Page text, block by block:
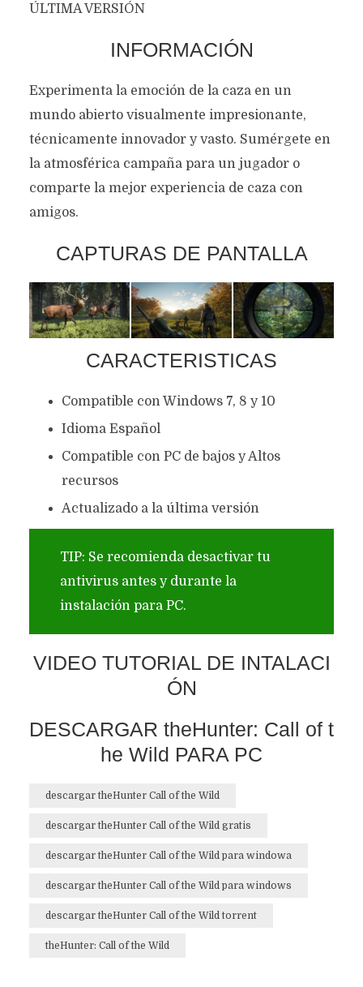
ÚLTIMA VERSIÓN
INFORMACIÓN
Experimenta la emoción de la caza en un
mundo abierto visualmente impresionante,
técnicamente innovador y vasto. Sumérgete en
la atmosférica campaña para un jugador o
comparte la mejor experiencia de caza con
amigos.
CAPTURAS DE PANTALLA
CARACTERISTICAS
Compatible con Windows 7, 8 y 10
Idioma Español
Compatible con PC de bajos y Altos
recursos
Actualizado a la última versión
TIP: Se recomienda desactivar tu
antivirus antes y durante la
instalación para PC.
VIDEO TUTORIAL DE INTALACI
ÓN
DESCARGAR theHunter: Call of t
he Wild PARA PC
descargar theHunter Call of the Wild
descargar theHunter Call of the Wild gratis
descargar theHunter Call of the Wild para windowa
descargar theHunter Call of the Wild para windows
descargar theHunter Call of the Wild torrent
theHunter: Call of the Wild